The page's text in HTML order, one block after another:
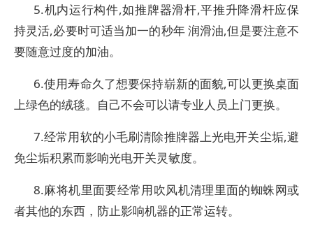
5.机内运行构件,如推牌器滑杆,平推升降滑杆应保
持灵活,必要时可适当加一的秒年 润滑油,但是要注意不
要随意过度的加油。
6.使用寿命久了想要保持崭新的面貌,可以更换桌面
上绿色的绒毯。自己不会可以请专业人员上门更换。
7.经常用软的小毛刷清除推牌器上光电开关尘垢,避
免尘垢积累而影响光电开关灵敏度。
8.麻将机里面要经常用吹风机清理里面的蜘蛛网或
者其他的东西，防止影响机器的正常运转。